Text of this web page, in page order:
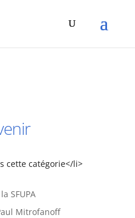
cette catégorie</li>
SFUPA
Mitrofanoff